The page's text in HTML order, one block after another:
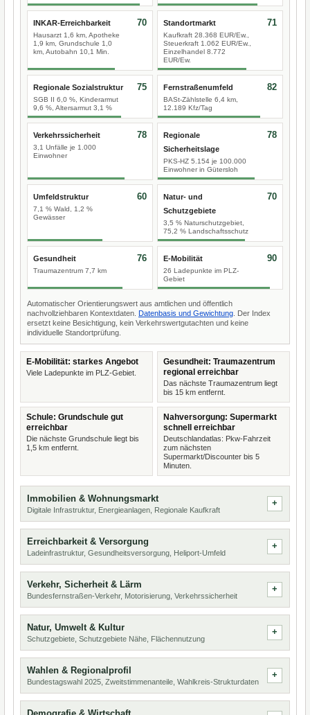
INKAR-Erreichbarkeit
Hausarzt 1,6 km, Apotheke
1,9 km, Grundschule 1,0
km, Autobahn 10,1 Min.
70 Standortmarkt
Kaufkraft 28.368 EUR/Ew.,
Steuerkraft 1.062 EUR/Ew.,
Einzelhandel 8.772
EUR/Ew.
71
Regionale Sozialstruktur
SGB II 6,0 %, Kinderarmut
9,6 %, Altersarmut 3,1 %
75 Fernstraßenumfeld
BASt-Zählstelle 6,4 km,
12.189 Kfz/Tag
82
Verkehrssicherheit
3,1 Unfälle je 1.000
Einwohner
78
Regionale
Sicherheitslage
PKS-HZ 5.154 je 100.000
Einwohner in Gütersloh
78
Umfeldstruktur
7,1 % Wald, 1,2 %
Gewässer
60
Natur- und
Schutzgebiete
3,5 % Naturschutzgebiet,
75,2 % Landschaftsschutz
70
Gesundheit
Traumazentrum 7,7 km
76 E-Mobilität
26 Ladepunkte im PLZ-
Gebiet
90
Automatischer Orientierungswert aus amtlichen und öffentlich
nachvollziehbaren Kontextdaten. Datenbasis und Gewichtung . Der Index
ersetzt keine Besichtigung, kein Verkehrswertgutachten und keine
individuelle Standortprüfung.
E-Mobilität: starkes Angebot
Viele Ladepunkte im PLZ-Gebiet.
Gesundheit: Traumazentrum
regional erreichbar
Das nächste Traumazentrum liegt
bis 15 km entfernt.
Schule: Grundschule gut
erreichbar
Die nächste Grundschule liegt bis
1,5 km entfernt.
Nahversorgung: Supermarkt
schnell erreichbar
Deutschlandatlas: Pkw-Fahrzeit
zum nächsten
Supermarkt/Discounter bis 5
Minuten.
Immobilien & Wohnungsmarkt
Digitale Infrastruktur, Energieanlagen, Regionale Kaufkraft
Erreichbarkeit & Versorgung
Ladeinfrastruktur, Gesundheitsversorgung, Heliport-Umfeld
Verkehr, Sicherheit & Lärm
Bundesfernstraßen-Verkehr, Motorisierung, Verkehrssicherheit
Natur, Umwelt & Kultur
Schutzgebiete, Schutzgebiete Nähe, Flächennutzung
Wahlen & Regionalprofil
Bundestagswahl 2025, Zweitstimmenanteile, Wahlkreis-Strukturdaten